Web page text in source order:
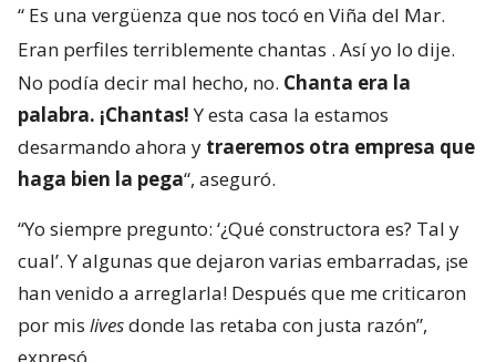
“ Es una vergüenza que nos tocó en Viña del Mar.
Eran perfiles terriblemente chantas . Así yo lo dije.
No podía decir mal hecho, no. Chanta era la
palabra. ¡Chantas!Y esta casa la estamos
desarmando ahora y traeremos otra empresa que
haga bien la pega“, aseguró.
“Yo siempre pregunto: ‘¿Qué constructora es? Tal y
cual’. Y algunas que dejaron varias embarradas, ¡se
han venido a arreglarla! Después que me criticaron
por mis livesdonde las retaba con justa razón”,